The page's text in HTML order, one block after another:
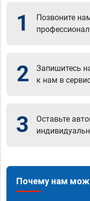
1 Позвоните
2
Запишитесь
к нам в
3
Оставьте
Почему нам